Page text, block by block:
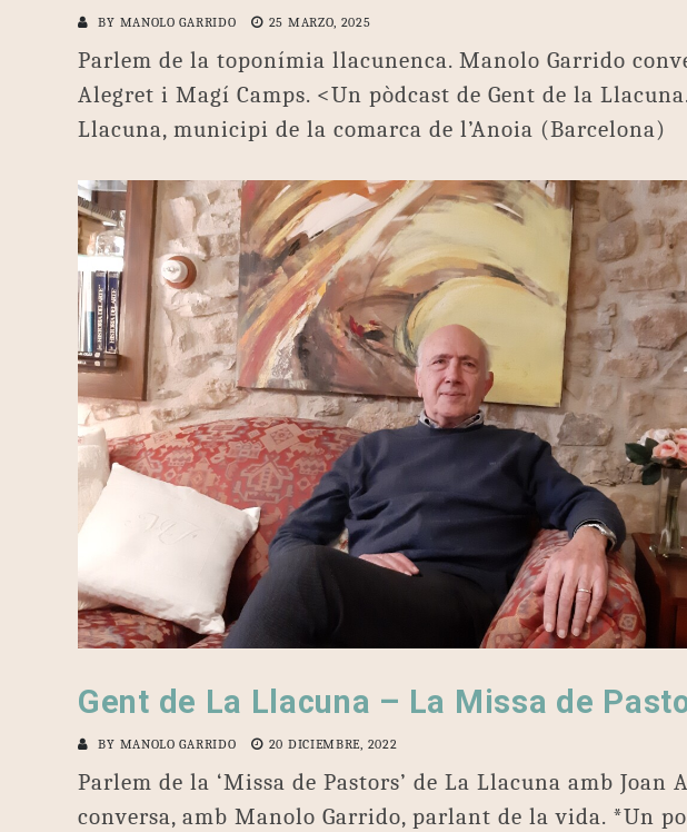
BY MANOLO GARRIDO 25 MARZO, 2025
Parlem de la toponímia llacunenca. Manolo Garrido
Alegret i Magí Camps. <Un pòdcast de Gent de la
Llacuna, municipi de la comarca de l’Anoia (Barcelona)
Gent de La Llacuna – La Missa de
BY MANOLO GARRIDO 20 DICIEMBRE, 2022
Parlem de la ‘Missa de Pastors’ de La Llacuna amb Joan
conversa, amb Manolo Garrido, parlant de la vida. *Un